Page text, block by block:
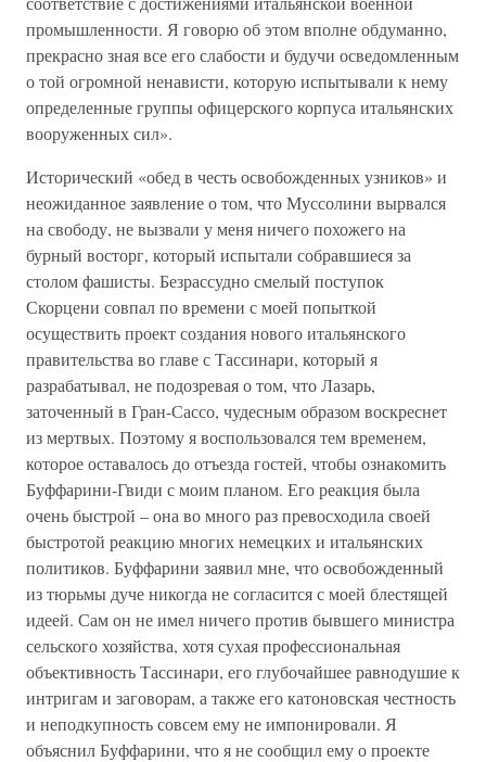
промышленности. Я говорю об этом вполне обдуманно,
прекрасно зная все его слабости и будучи осведомленным
о той огромной ненависти, которую испытывали к нему
определенные группы офицерского корпуса итальянских
вооруженных сил».
Исторический «обед в честь освобожденных узников» и
неожиданное заявление о том, что Муссолини вырвался
на свободу, не вызвали у меня ничего похожего на
бурный восторг, который испытали собравшиеся за
столом фашисты. Безрассудно смелый поступок
Скорцени совпал по времени с моей попыткой
осуществить проект создания нового итальянского
правительства во главе с Тассинари, который я
разрабатывал, не подозревая о том, что Лазарь,
заточенный в Гран-Сассо, чудесным образом воскреснет
из мертвых. Поэтому я воспользовался тем временем,
которое оставалось до отъезда гостей, чтобы ознакомить
Буффарини-Гвиди с моим планом. Его реакция была
очень быстрой – она во много раз превосходила своей
быстротой реакцию многих немецких и итальянских
политиков. Буффарини заявил мне, что освобожденный
из тюрьмы дуче никогда не согласится с моей блестящей
идеей. Сам он не имел ничего против бывшего министра
сельского хозяйства, хотя сухая профессиональная
объективность Тассинари, его глубочайшее равнодушие к
интригам и заговорам, а также его катоновская честность
и неподкупность совсем ему не импонировали. Я
объяснил Буффарини, что я не сообщил ему о проекте